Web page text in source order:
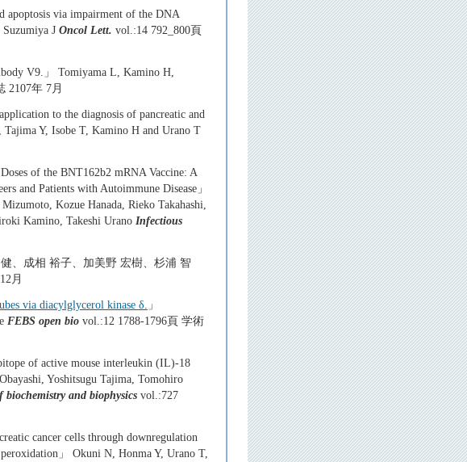
apoptosis via impairment of the DNA
J Oncol Lett. vol.:14 792_800頁
V9.」 Tomiyama L, Kamino H,
2107年 7月
to the diagnosis of pancreatic and
Y, Isobe T, Kamino H and Urano T
of the BNT162b2 mRNA Vaccine: A
and Patients with Autoimmune Disease」
Kozue Hanada, Rieko Takahashi,
Kamino, Takeshi Urano Infectious
、成相 裕子、加美野 宏樹、杉浦 智
月
via diacylglycerol kinase δ.
」
FEBS open bio vol.:12 1788-1796頁 学術
of active mouse interleukin (IL)-18
Yoshitsugu Tajima, Tomohiro
biochemistry and biophysics vol.:727
cancer cells through downregulation
」 Okuni N, Honma Y, Urano T,